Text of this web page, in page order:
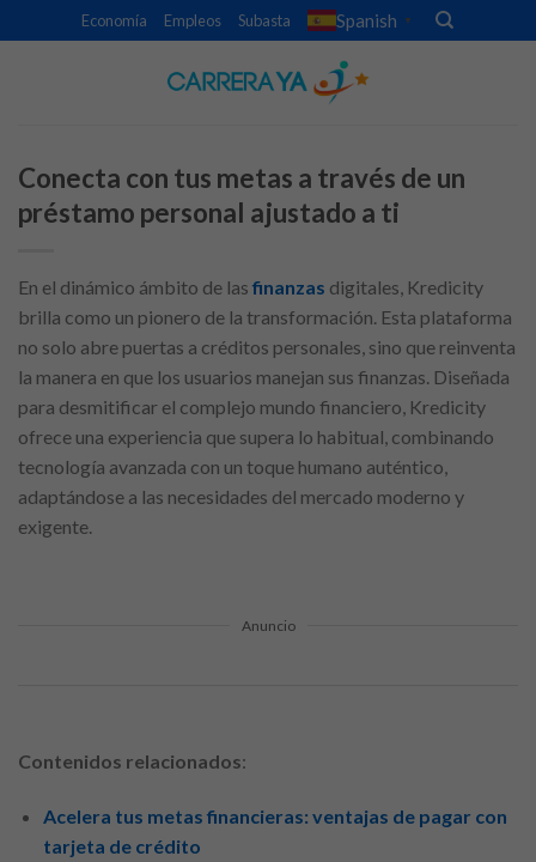
to
Economía Empleos Subasta Spanish ▼
Conecta con tus metas a través de un
préstamo personal ajustado a ti
En el dinámico ámbito de las finanzas digitales, Kredicity
brilla como un pionero de la transformación. Esta plataforma
no solo abre puertas a créditos personales, sino que reinventa
la manera en que los usuarios manejan sus finanzas. Diseñada
para desmitificar el complejo mundo financiero, Kredicity
ofrece una experiencia que supera lo habitual, combinando
tecnología avanzada con un toque humano auténtico,
adaptándose a las necesidades del mercado moderno y
exigente.
Anuncio
Contenidos relacionados:
Acelera tus metas financieras: ventajas de pagar con
tarjeta de crédito